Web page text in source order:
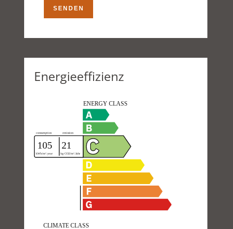
SENDEN
Energieeffizienz